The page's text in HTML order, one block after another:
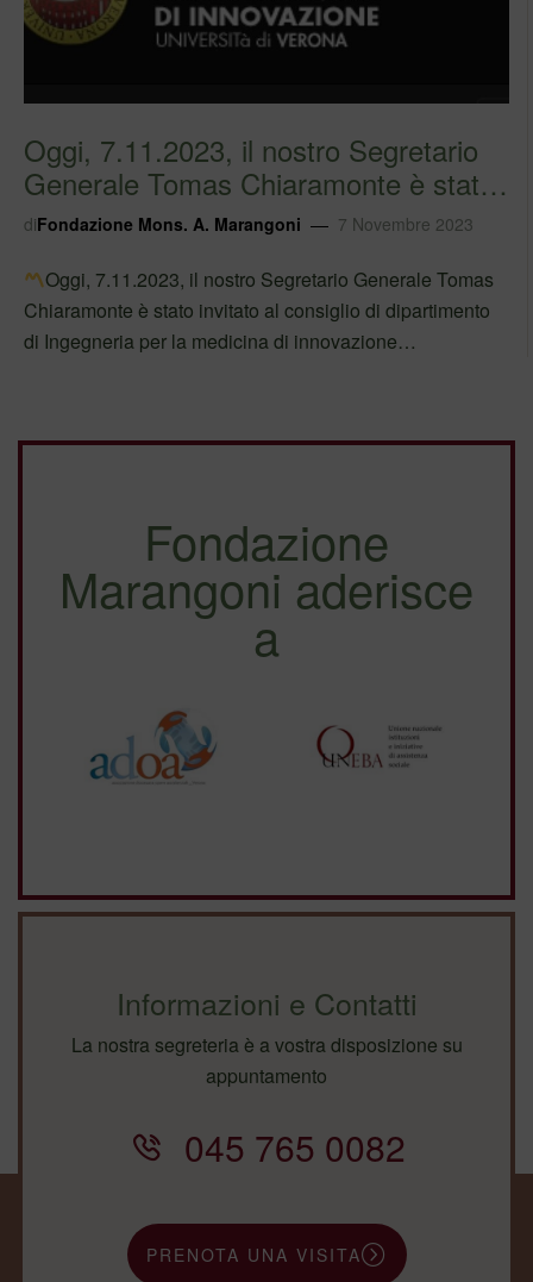
Oggi, 7.11.2023, il nostro Segretario
Generale Tomas Chiaramonte è stato
invitat…
diFondazione Mons. A. Marangoni 7 Novembre 2023
Oggi, 7.11.2023, il nostro Segretario Generale Tomas
Chiaramonte è stato invitato al consiglio di dipartimento
di Ingegneria per la medicina di innovazione
del…
Fondazione
Marangoni aderisce
a
Informazioni e Contatti
La nostra segreteria è a vostra disposizione su
appuntamento
045 765 0082
PRENOTA UNA VISITA